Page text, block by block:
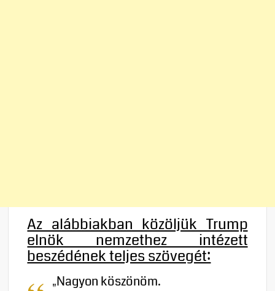
Az alábbiakban közöljük Trump
elnök nemzethez intézett
beszédének teljes szövegét:
„Nagyon köszönöm.